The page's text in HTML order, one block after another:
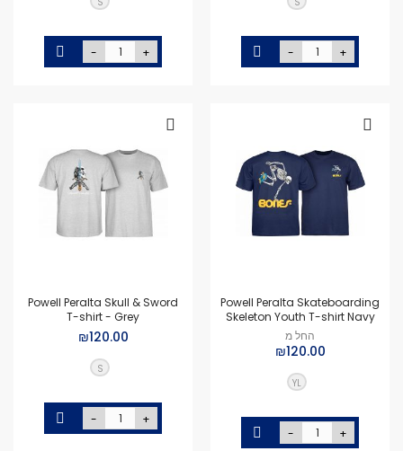
- +
- +
Powell Peralta Skateboarding
Skeleton Youth T-shirt Navy
החל מ
₪120.00
YL
- +
Powell Peralta Skull & Sword
T-shirt - Grey
₪120.00
S
- +